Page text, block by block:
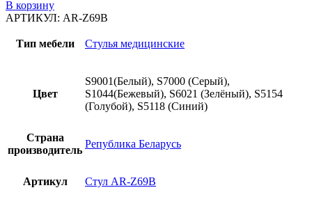
В корзину
АРТИКУЛ: AR-Z69B
Тип мебели Стулья медицинские
Цвет
S9001(Белый), S7000 (Серый),
S1044(Бежевый), S6021 (Зелёный), S5154
(Голубой), S5118 (Синий)
Страна
производитель
Република Беларусь
Артикул Стул AR-Z69B